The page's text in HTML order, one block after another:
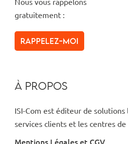
gratuitement :
Rappelez-moi
À PROPOS
ISI-Com est éditeur de
services clients et les centres de
Mentions Légales et CGV